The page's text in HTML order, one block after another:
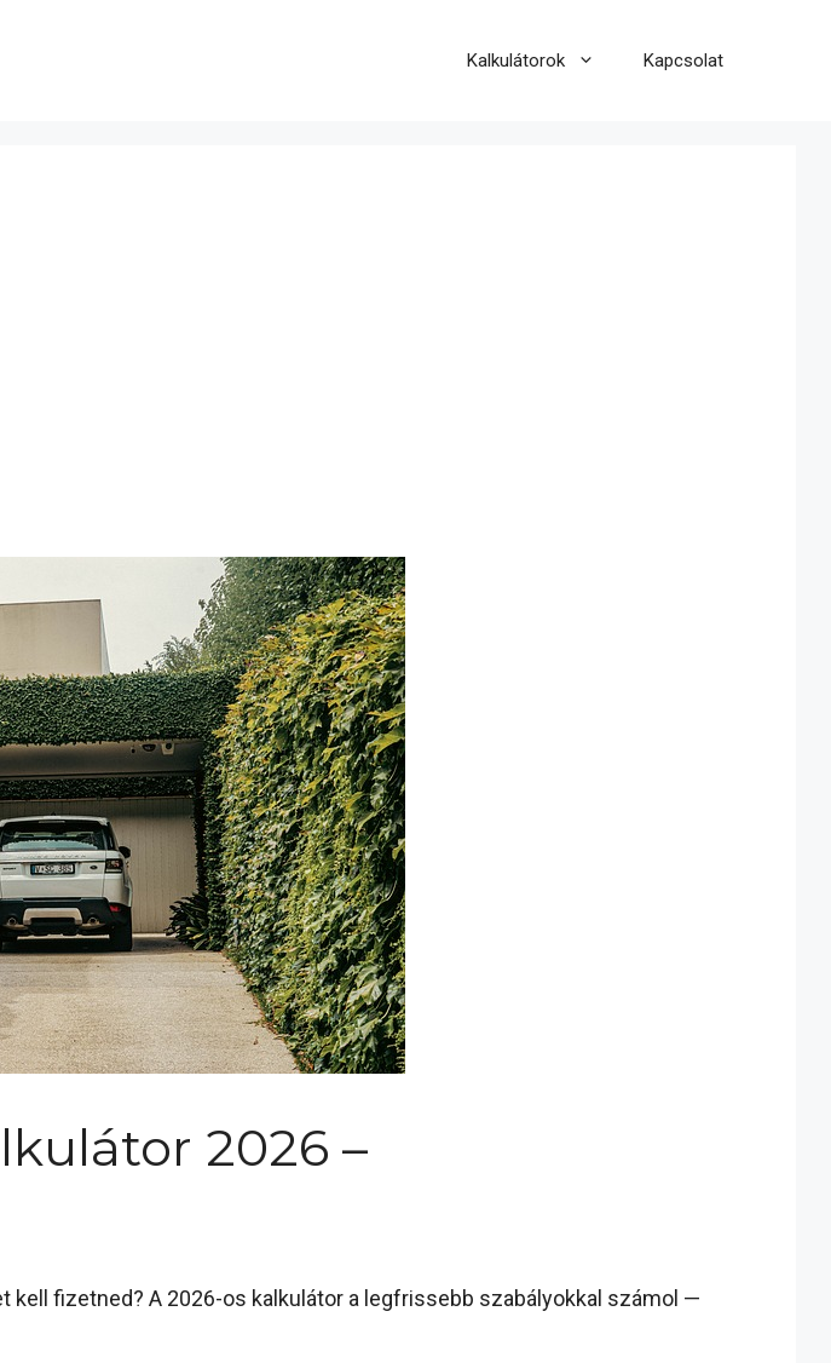
Kalkulátorok Kapcsolat
2026 –
kell fizetned? A 2026-os kalkulátor a legfrissebb szabályokkal számol —